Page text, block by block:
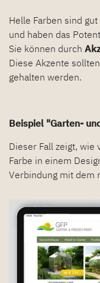
Helle Farben sind
und haben das
Sie können durch
Diese Akzente
gehalten werden.
Beispiel "Garten-
Dieser Fall zeigt, wie
Farbe in einem
Verbindung mit dem